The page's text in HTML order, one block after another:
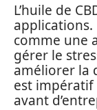
L’huile de
applications.
comme une
gérer le
améliorer la
est impératif
avant